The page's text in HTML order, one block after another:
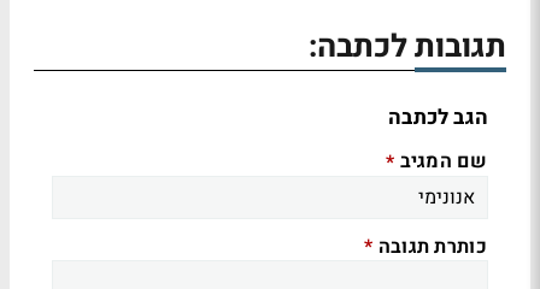
תגובות לכתבה:
הגב לכתבה
שם המגיב *
כותרת תגובה *